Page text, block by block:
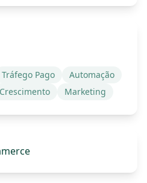
Tráfego Pago
Automação
Crescimento Marketing